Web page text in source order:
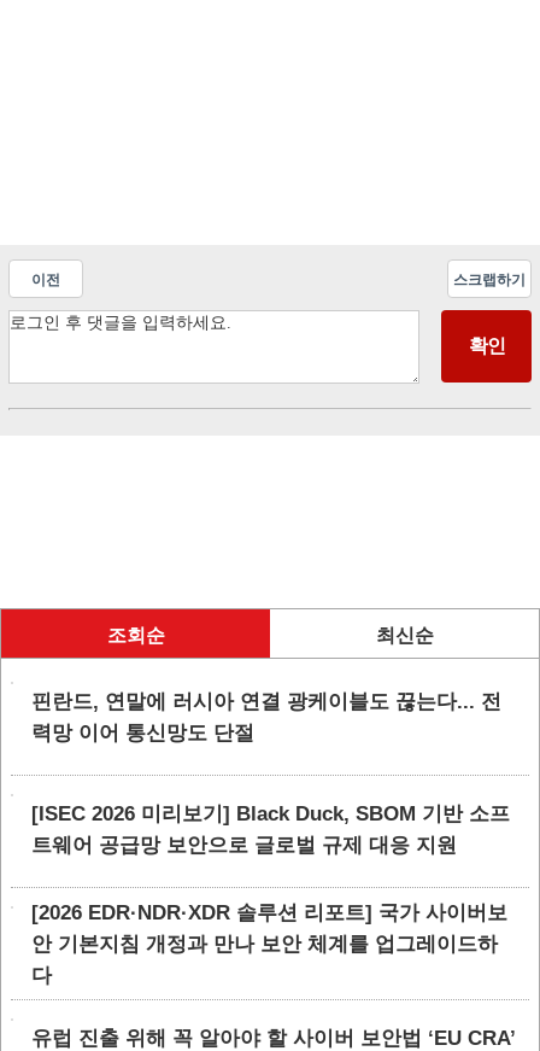
이전 스크랩하기
조회순 최신순
핀란드, 연말에 러시아 연결 광케이블도 끊는다... 전
력망 이어 통신망도 단절
[ISEC 2026 미리보기] Black Duck, SBOM 기반 소프
트웨어 공급망 보안으로 글로벌 규제 대응 지원
[2026 EDR·NDR·XDR 솔루션 리포트] 국가 사이버보
안 기본지침 개정과 만나 보안 체계를 업그레이드하
다
유럽 진출 위해 꼭 알아야 할 사이버 보안법 ‘EU CRA’